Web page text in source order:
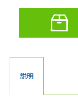
説明